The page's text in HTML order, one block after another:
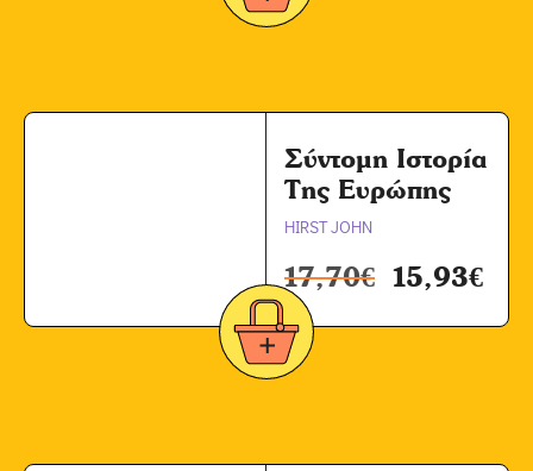
Σύντομη Ιστορία
Της Ευρώπης
HIRST JOHN
17,70€ 15,93€